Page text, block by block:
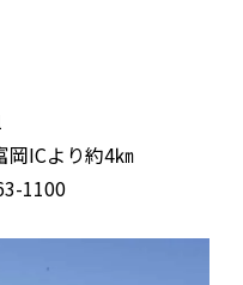
岡ICより約4㎞
1100